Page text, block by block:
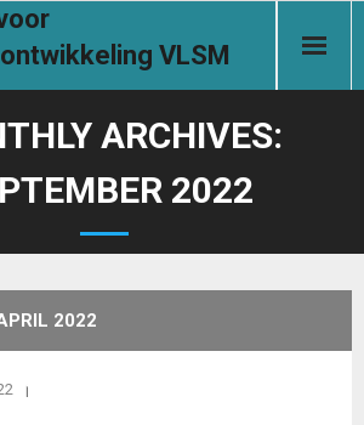
VLSM
ARCHIVES:
2022
2022
SCHRIJFSYMPOSIUM